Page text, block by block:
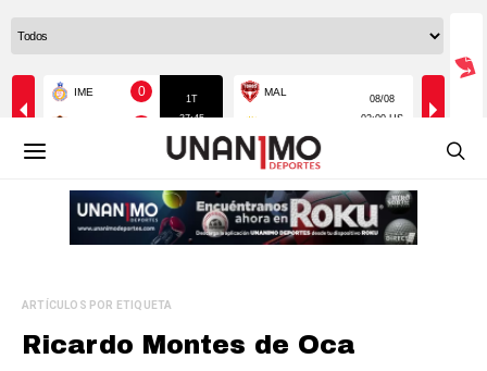
ARTÍCULOS POR ETIQUETA
Ricardo Montes de Oca